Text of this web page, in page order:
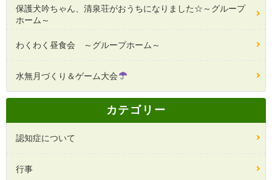
保護犬吟ちゃん、清泉荘がおうちになりました☆～グループ
ホーム～
わくわく昼食会 ～グループホーム～
水無月づくり＆ゲーム大会
カテゴリー
認知症について
行事